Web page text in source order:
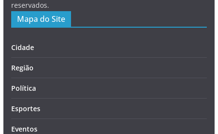
reservados.
Mapa do Site
Cidade
Região
Política
Esportes
Eventos